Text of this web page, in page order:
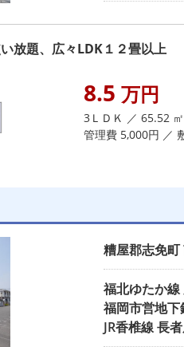
放題、広々LDK１２畳以上
8.5 万円
3ＬＤＫ ／ 65.52 ㎡
管理費 5,000円 ／
糟屋郡志免町
福北ゆたか線
福岡市営地下
JR香椎線長